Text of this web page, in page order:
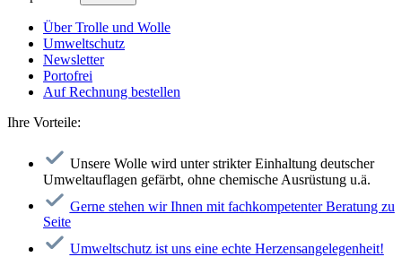
Über Trolle und Wolle
Umweltschutz
Newsletter
Portofrei
Auf Rechnung bestellen
Ihre Vorteile:
Unsere Wolle wird unter strikter Einhaltung deutscher
Umweltauflagen gefärbt, ohne chemische Ausrüstung u.ä.
Gerne stehen wir Ihnen mit fachkompetenter Beratung zu
Seite
Umweltschutz ist uns eine echte Herzensangelegenheit!